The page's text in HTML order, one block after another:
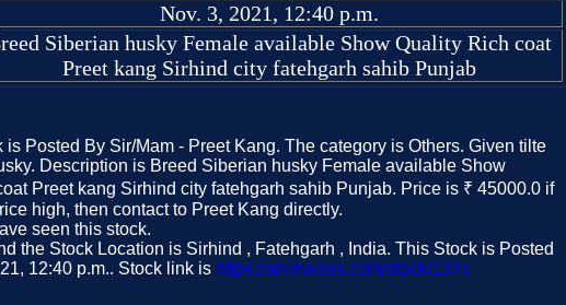
Nov. 3, 2021, 12:40 p.m.
Siberian husky Female available Show Quality Rich coat
Preet kang Sirhind city fatehgarh sahib Punjab
is Posted By Sir/Mam - Preet Kang. The category is Others. Given tilte
Description is Breed Siberian husky Female available Show
Preet kang Sirhind city fatehgarh sahib Punjab. Price is ₹ 45000.0 if
high, then contact to Preet Kang directly.
seen this stock.
the Stock Location is Sirhind , Fatehgarh , India. This Stock is Posted
12:40 p.m.. Stock link is https://animalsss.com/stock/1345